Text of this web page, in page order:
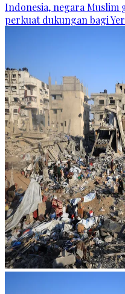
Indonesia, negara Muslim
perkuat dukungan bagi